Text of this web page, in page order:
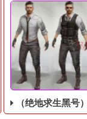
求生白号： 四无
2036年，世界上
（绝地求生黑号）